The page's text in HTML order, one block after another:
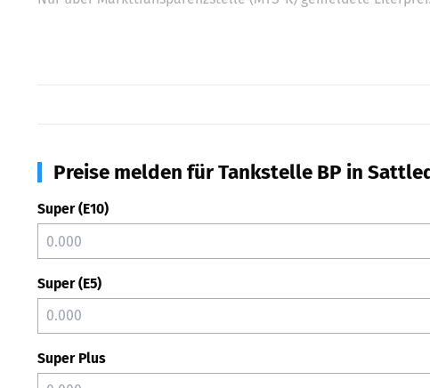
Preise melden für Tankstelle BP in
Super (E10)
Super (E5)
Super Plus